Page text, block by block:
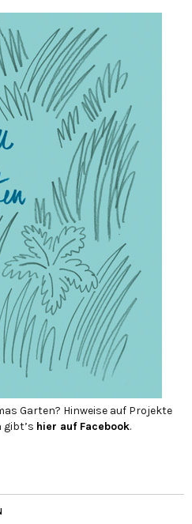
Garten? Hinweise auf Projekte
gibt’s hier auf Face­book.